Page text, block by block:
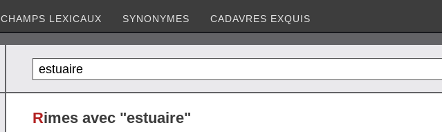
CHAMPS LEXICAUX SYNONYMES CADAVRES EXQUIS
Rimes avec "estuaire"